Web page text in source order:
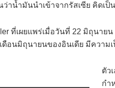
าน้ำมันนำเข้าจากรัสเซีย คิดเ
ที่เผยแพร่เมื่อวันที่ 22 มิถุนา
ดือนมิถุนายนของอินเดีย มีควา
ตัว
กำ